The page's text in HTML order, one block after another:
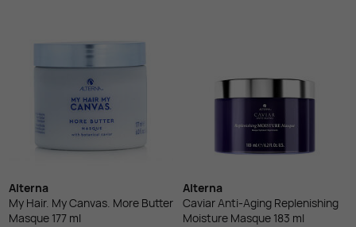
Alterna
My Hair. My Canvas. More Butter
Masque 177 ml
Alterna
Caviar Anti-Aging Replenishing
Moisture Masque 183 ml